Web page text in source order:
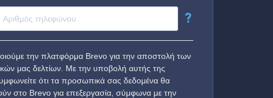
?
την πλατφόρμα Brevo για την αποστολή των
μας δελτίων. Με την υποβολή αυτής της
ότι τα προσωπικά σας δεδομένα θα
στο Brevo για επεξεργασία, σύμφωνα με την